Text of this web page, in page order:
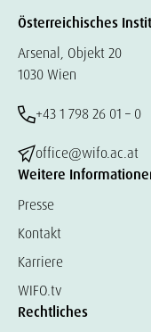
Österreichisches
Arsenal, Objekt 20
1030 Wien
+43 1 798 26 01 – 0
office@wifo.ac.at
Weitere
Presse
Kontakt
Karriere
WIFO.tv
Rechtliches